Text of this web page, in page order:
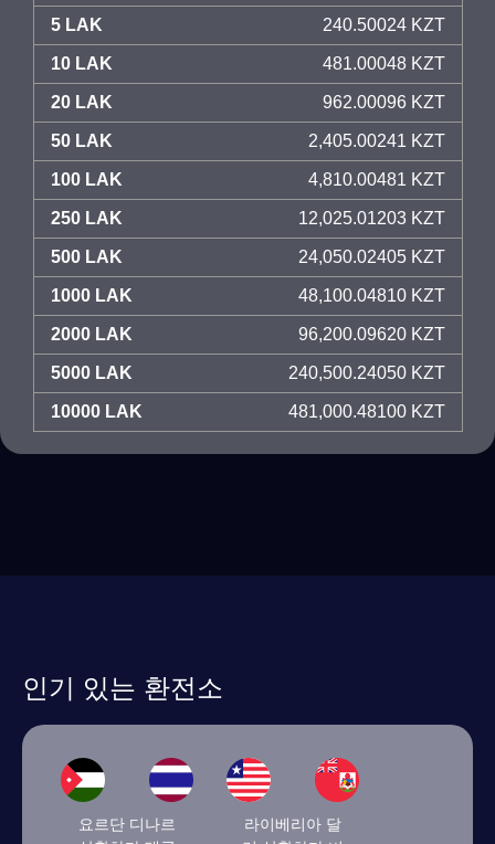
5 LAK 240.50024 KZT
10 LAK 481.00048 KZT
20 LAK 962.00096 KZT
50 LAK 2,405.00241 KZT
100 LAK 4,810.00481 KZT
250 LAK 12,025.01203 KZT
500 LAK 24,050.02405 KZT
1000 LAK 48,100.04810 KZT
2000 LAK 96,200.09620 KZT
5000 LAK 240,500.24050 KZT
10000 LAK 481,000.48100 KZT
인기 있는 환전소
요르단 디나르
라이베리아 달